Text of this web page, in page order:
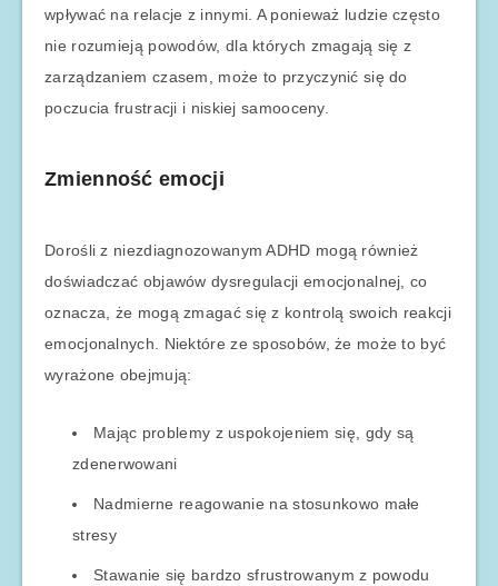
wpływać na relacje z innymi. A ponieważ ludzie często
nie rozumieją powodów, dla których zmagają się z
zarządzaniem czasem, może to przyczynić się do
poczucia frustracji i niskiej samooceny.
Zmienność emocji
Dorośli z niezdiagnozowanym ADHD mogą również
doświadczać objawów dysregulacji emocjonalnej, co
oznacza, że mogą zmagać się z kontrolą swoich reakcji
emocjonalnych. Niektóre ze sposobów, że może to być
wyrażone obejmują:
Mając problemy z uspokojeniem się, gdy są
zdenerwowani
Nadmierne reagowanie na stosunkowo małe
stresy
Stawanie się bardzo sfrustrowanym z powodu